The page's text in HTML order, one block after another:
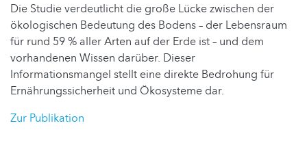
Die Studie verdeutlicht die große Lücke zwischen der
ökologischen Bedeutung des Bodens – der Lebensraum
für rund 59 % aller Arten auf der Erde ist – und dem
vorhandenen Wissen darüber. Dieser
Informationsmangel stellt eine direkte Bedrohung für
Ernährungssicherheit und Ökosysteme dar.
Zur Publikation